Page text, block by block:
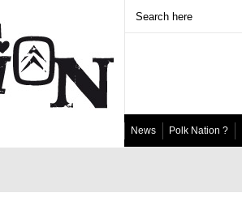
News Polk Nation ?